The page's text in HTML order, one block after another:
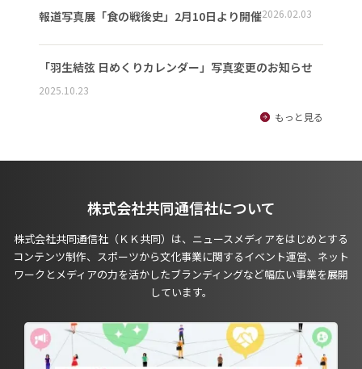
報道写真展「食の戦後史」2月10日より開催2026.02.03
「羽生結弦 日めくりカレンダー」写真変更のお知らせ
2025.10.23
もっと見る
株式会社共同通信社について
株式会社共同通信社（ＫＫ共同）は、ニュースメディアをはじめとする
コンテンツ制作、スポーツから文化事業に関するイベント運営、ネット
ワークとメディアの力を活かしたブランディングなど幅広い事業を展開
しています。